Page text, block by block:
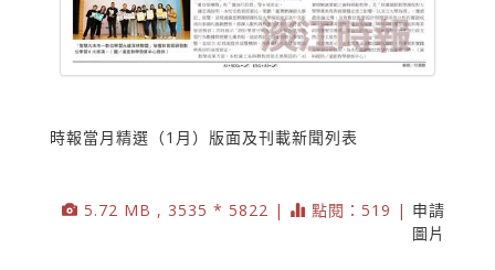
時報當月精選（1月）版面及刊載新聞列表
5.72 MB , 3535 * 5822 | 點閱：519 | 申請
圖片